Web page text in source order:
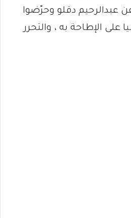
عبدالرحيم دقلو وحرّضوا
على الإطاحة به ، والتحرر